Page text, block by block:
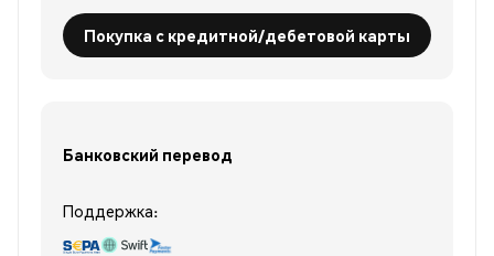
Покупка с кредитной/дебетовой карты
Банковский перевод
Поддержка: